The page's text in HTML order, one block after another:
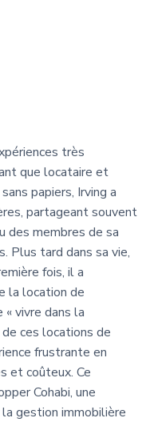
très
que locataire et
papiers, Irving a
partageant souvent
des membres de sa
Plus tard dans sa vie,
fois, il a
la location de
vivre dans la
ces locations de
frustrante en
et coûteux. Ce
Cohabi, une
gestion immobilière